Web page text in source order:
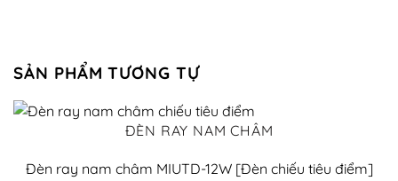
SẢN PHẨM TƯƠNG TỰ
ĐÈN RAY NAM CHÂM
Đèn ray nam châm MIUTD-12W [Đèn chiếu tiêu điểm]